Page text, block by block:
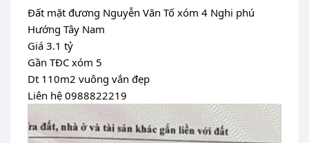
Đất mặt đương Nguyễn Văn Tố xóm 4 Nghi phú
Hướng Tây Nam
Giá 3.1 tỷ
Gần TĐC xóm 5
Dt 110m2 vuông vắn đẹp
Liên hệ 0988822219